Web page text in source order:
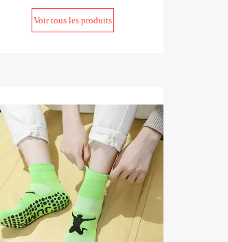
Voir tous les produits